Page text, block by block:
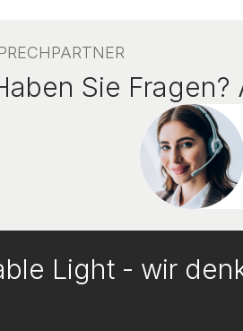
Sie
Light - wir